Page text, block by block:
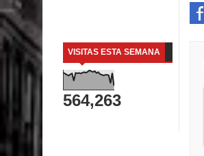
VISITAS ESTA SEMANA
564,263